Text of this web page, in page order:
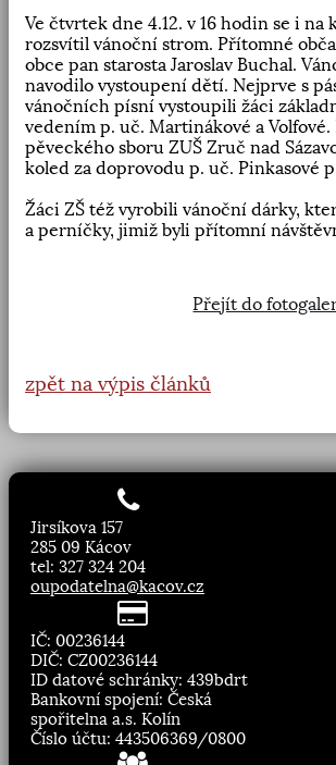
Ve čtvrtek dne 4.12. v 16 hodin se i na
rozsvítil vánoční strom. Přítomné
obce pan starosta Jaroslav Buchal.
navodilo vystoupení dětí. Nejprve s
vánočních písní vystoupili žáci
vedením p. uč. Martinákové a
pěveckého sboru ZUŠ Zruč nad
koled za doprovodu p. uč. Pinkasové
Žáci ZŠ též vyrobili vánoční dárky,
a perníčky, jimiž byli přítomní
Přejít do
zpět na výpis článků
Jirsíkova 157
285 09 Kácov
tel: 327 324 204
oupodatelna@kacov.cz
IČ: 00236144
DIČ: CZ00236144
ID datové schránky: 439bdrt
Bankovní spojení: Česká
spořitelna a.s. Kolín
Číslo účtu: 443506369/0800